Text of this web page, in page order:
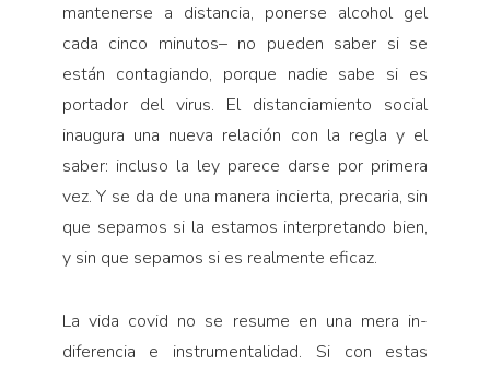
mantenerse a distancia, ponerse alcohol gel
cada cinco minutos– no pueden saber si se
están contagiando, porque nadie sabe si es
portador del virus. El distanciamiento social
inaugura una nueva relación con la regla y el
saber: incluso la ley parece darse por primera
vez. Y se da de una manera incierta, precaria, sin
que sepamos si la estamos interpretando bien,
y sin que sepamos si es realmente eficaz.
La vida covid no se resume en una mera in­
diferencia e instrumenta­lidad. Si con estas